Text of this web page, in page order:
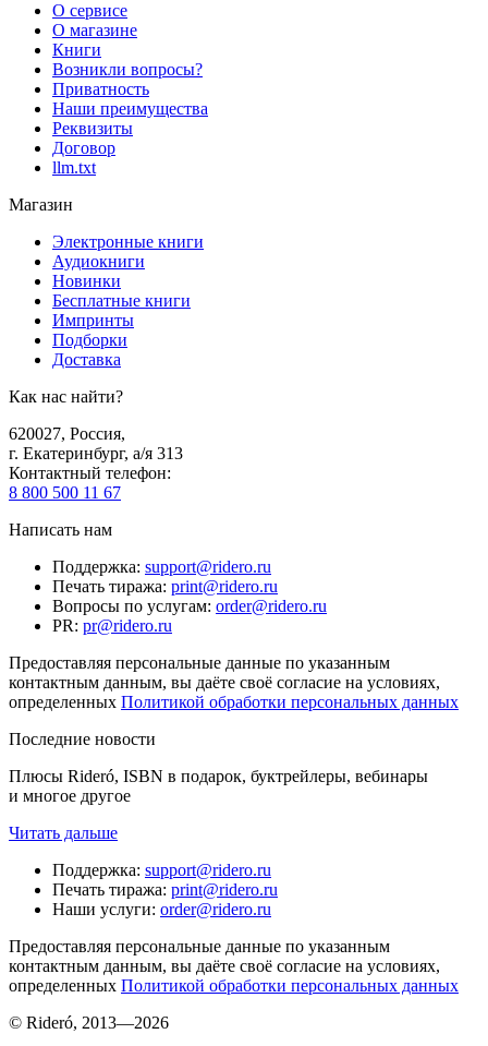
О сервисе
О магазине
Книги
Возникли вопросы?
Приватность
Наши преимущества
Реквизиты
Договор
llm.txt
Магазин
Электронные книги
Аудиокниги
Новинки
Бесплатные книги
Импринты
Подборки
Доставка
Как нас найти?
620027, Россия,
г. Екатеринбург, а/я 313
Контактный телефон:
8 800 500 11 67
Написать нам
Поддержка: support@ridero.ru
Печать тиража: print@ridero.ru
Вопросы по услугам: order@ridero.ru
PR: pr@ridero.ru
Предоставляя персональные данные по указанным
контактным данным, вы даёте своё согласие на условиях,
определенных Политикой обработки персональных данных
Последние новости
Плюсы Rideró, ISBN в подарок, буктрейлеры, вебинары
и многое другое
Читать дальше
Поддержка: support@ridero.ru
Печать тиража: print@ridero.ru
Наши услуги: order@ridero.ru
Предоставляя персональные данные по указанным
контактным данным, вы даёте своё согласие на условиях,
определенных Политикой обработки персональных данных
© Rideró, 2013—2026